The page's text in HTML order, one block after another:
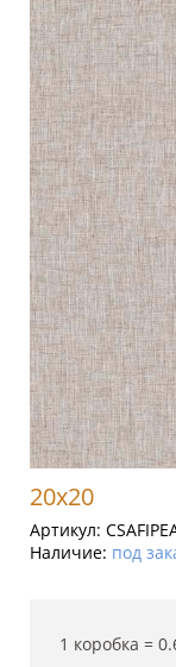
20x20
Артикул:
Наличие: под
1 коробка =